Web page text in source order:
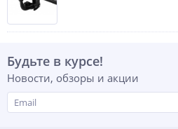
Будьте в курсе!
Новости, обзоры и акции